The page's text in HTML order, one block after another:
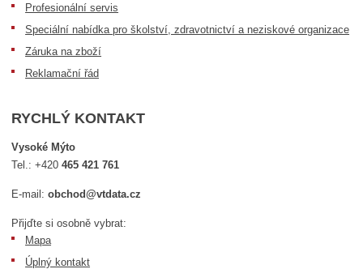
Profesionální servis
Speciální nabídka pro školství, zdravotnictví a neziskové organizace
Záruka na zboží
Reklamační řád
RYCHLÝ KONTAKT
Vysoké Mýto
Tel.:+420465 421 761
E-mail:obchod@vtdata.cz
Přijďte si osobně vybrat:
Mapa
Úplný kontakt